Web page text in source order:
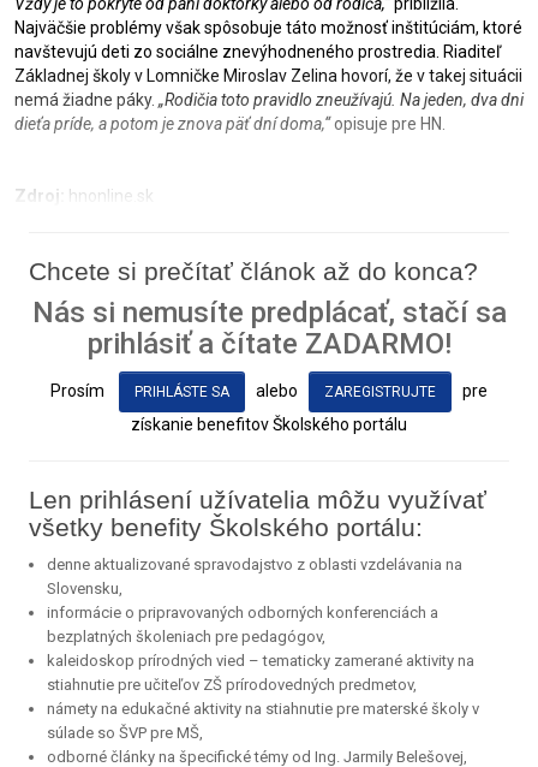
Najväčšie problémy však spôsobuje táto možnosť inštitúciám, ktoré
navštevujú deti zo sociálne znevýhodneného prostredia. Riaditeľ
Základnej školy v Lomničke Miroslav Zelina hovorí, že v takej situácii
nemá žiadne páky. „Rodičia toto pravidlo zneužívajú. Na jeden, dva dni
dieťa príde, a potom je znova päť dní doma,“opisuje pre HN.
Zdroj: hnonline.sk
Chcete si prečítať článok až do konca?
Nás si nemusíte predplácať, stačí sa
prihlásiť a čítate ZADARMO!
Prosím PRIHLÁSTE SA alebo ZAREGISTRUJTE
pre
získanie benefitov Školského portálu
Len prihlásení užívatelia môžu využívať
všetky benefity Školského portálu:
denne aktualizované spravodajstvo z oblasti vzdelávania na
Slovensku,
informácie o pripravovaných odborných konferenciách a
bezplatných školeniach pre pedagógov,
kaleidoskop prírodných vied – tematicky zamerané aktivity na
stiahnutie pre učiteľov ZŠ prírodovedných predmetov,
námety na edukačné aktivity na stiahnutie pre materské školy v
súlade so ŠVP pre MŠ,
odborné články na špecifické témy od Ing. Jarmily Belešovej,